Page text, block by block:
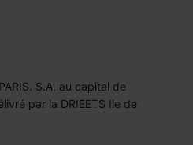
S.A. au capital de
par la DRIEETS Ile de